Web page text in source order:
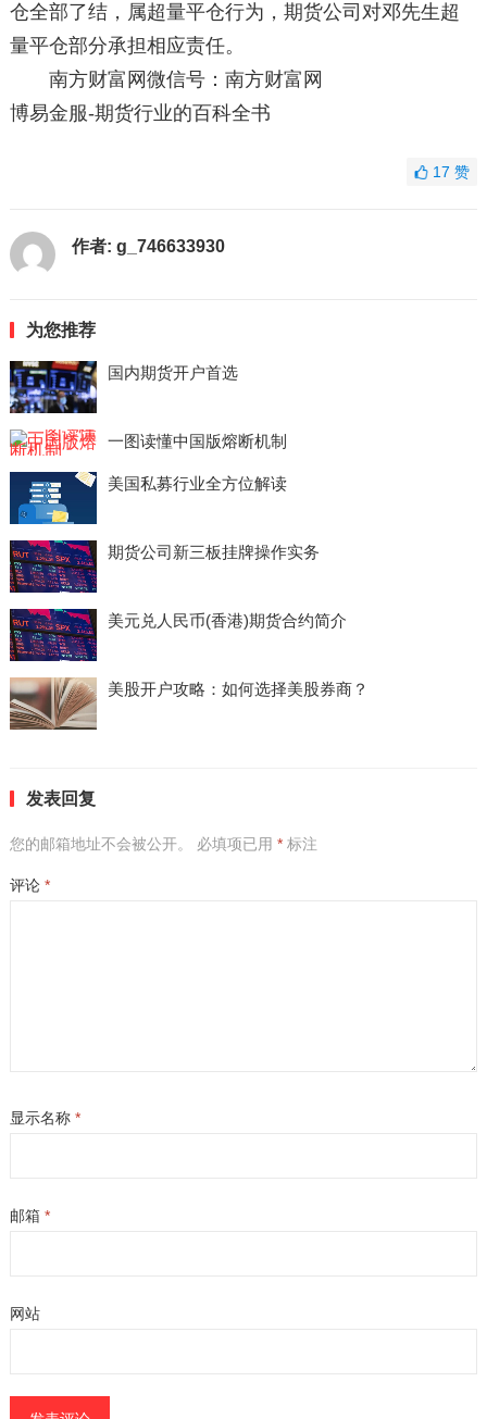
仓全部了结，属超量平仓行为，期货公司对邓先生超
量平仓部分承担相应责任。
南方财富网微信号：南方财富网
博易金服-期货行业的百科全书
17赞
作者: g_746633930
为您推荐
国内期货开户首选
一图读懂中国版熔断机制
美国私募行业全方位解读
期货公司新三板挂牌操作实务
美元兑人民币(香港)期货合约简介
美股开户攻略：如何选择美股券商？
发表回复
您的邮箱地址不会被公开。 必填项已用 *标注
评论 *
显示名称 *
邮箱 *
网站